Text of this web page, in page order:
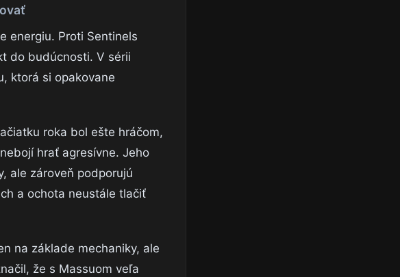
energiu. Proti Sentinels
do budúcnosti. V sérii
ktorá si opakovane
roka bol ešte hráčom,
hrať agresívne. Jeho
ale zároveň podporujú
a ochota neustále tlačiť
na základe mechaniky, ale
že s Massuom veľa